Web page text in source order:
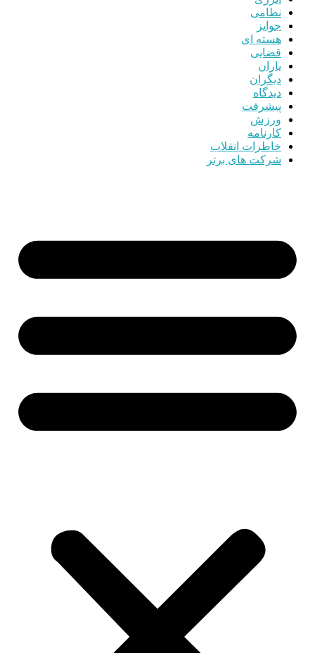
نظامی
جوایز
هسته ای
قضایی
یاران
دیگران
دیدگاه
پیشرفت
ورزش
کارنامه
خاطرات انقلاب
شرکت های برتر